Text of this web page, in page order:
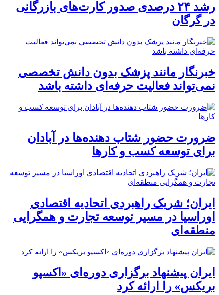
رشد ۲۴ درصدی صدور کارت‌های بازرگانی
در گرگان
خبرنگار مانند پزشک بدون دانش تخصصی
نمی‌تواند فعالیت حرفه‌ای داشته باشد
ضرورت حضور شتاب ‌دهنده‌ها در آبادان
برای توسعه کسب‌ و کارها
ایران؛ شریک راهبردی اتحادیه اقتصادی
اوراسیا در مسیر توسعه تجارت و همگرایی
منطقه‌ای
ایران پیشنهاد برگزاری دوره‌ای «اکسپو
بریکس» را ارائه کرد